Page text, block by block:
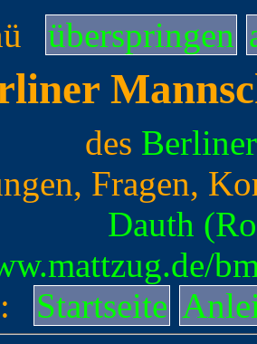
überspringen
des
Fragen,
Dauth
Startseite